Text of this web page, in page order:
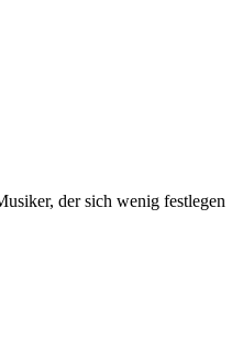
der sich wenig festlegen